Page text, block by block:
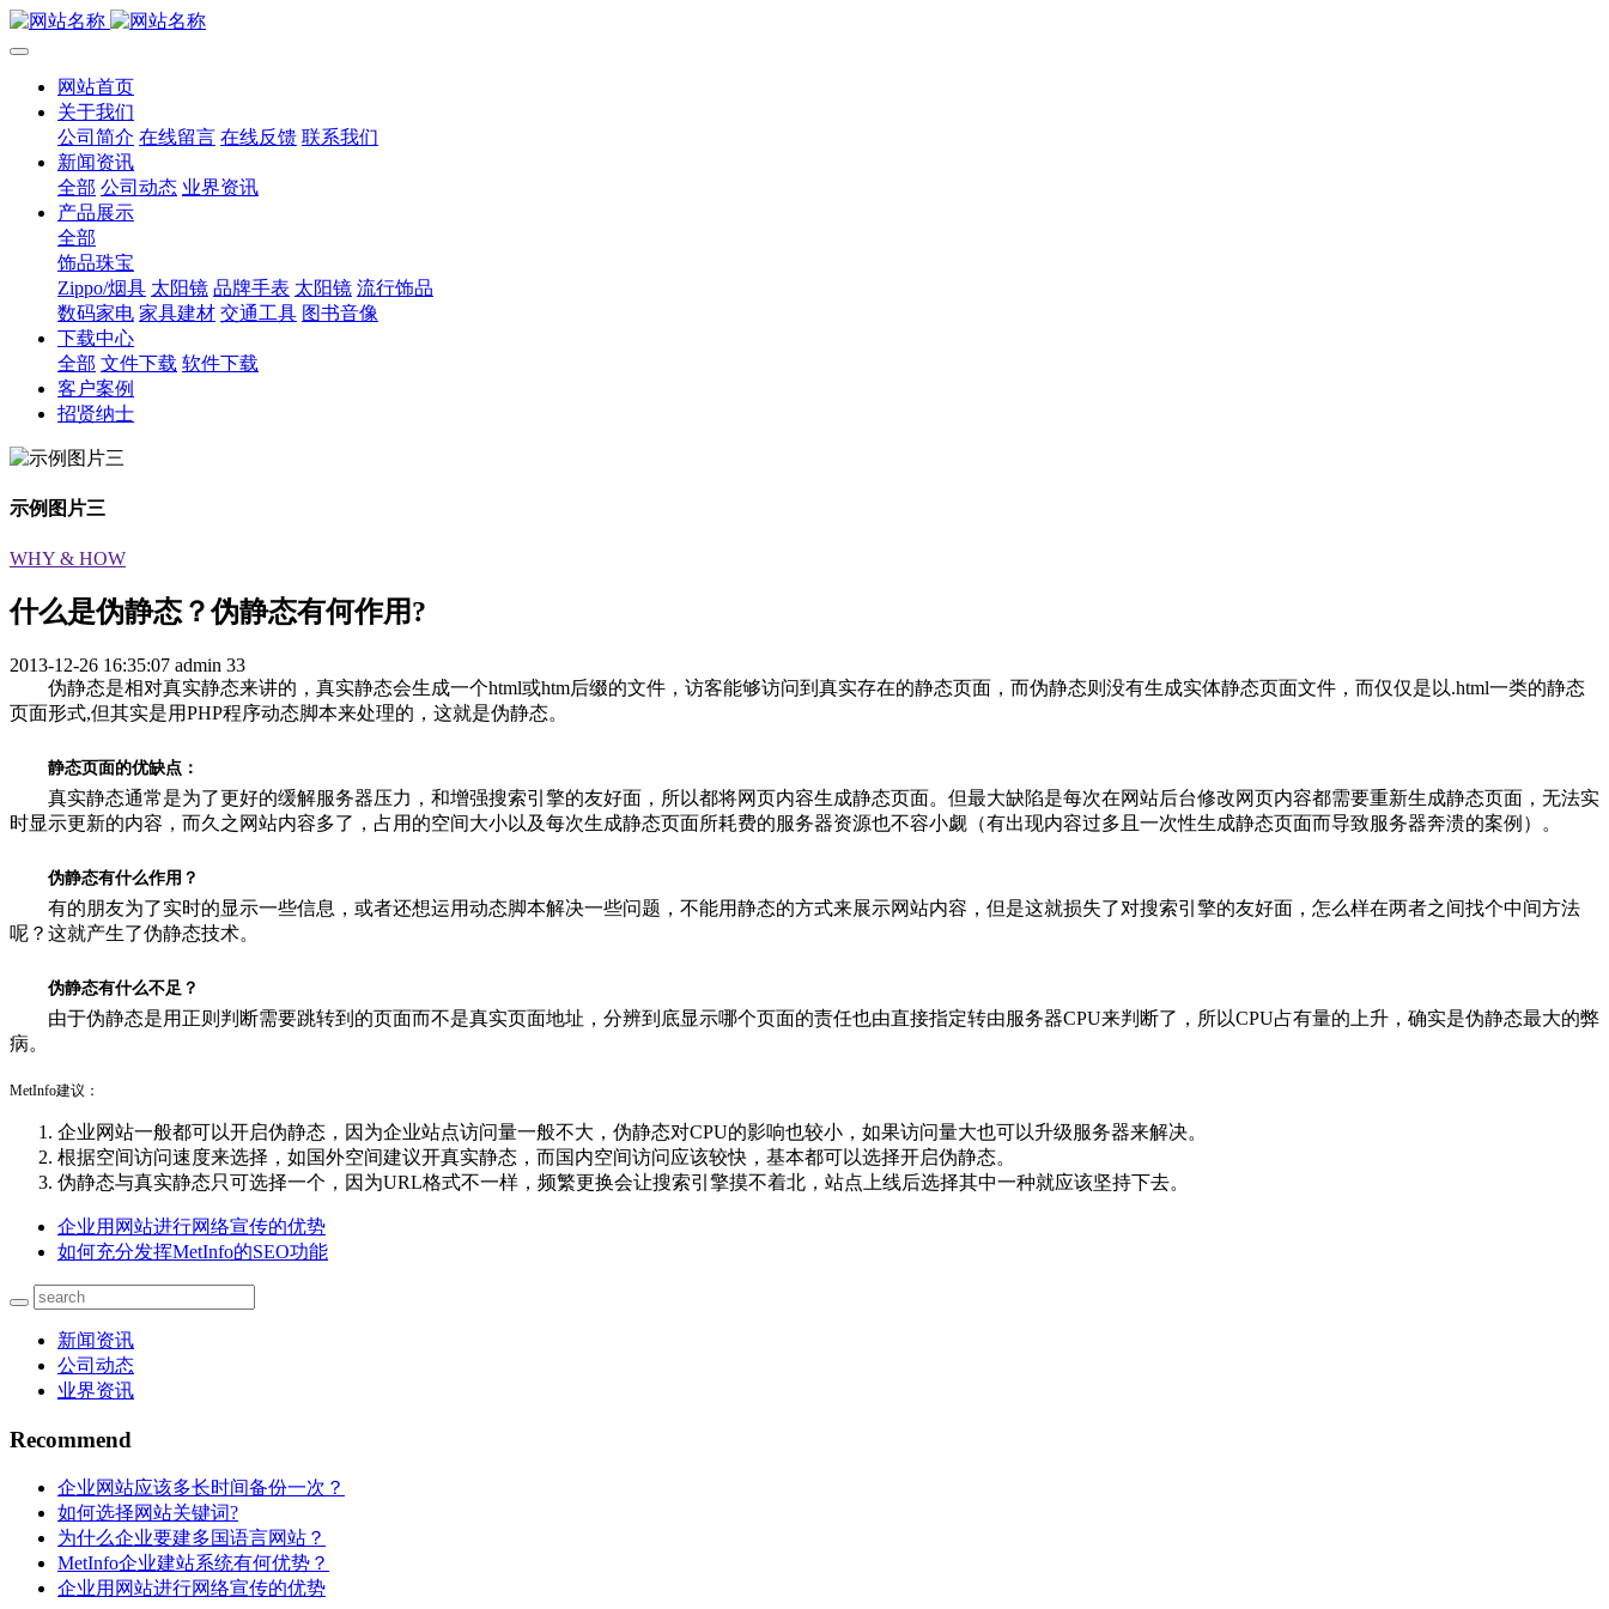
网站首页
关于我们
公司简介 在线留言 在线反馈 联系我们
新闻资讯
全部 公司动态 业界资讯
产品展示
全部
饰品珠宝
Zippo/烟具 太阳镜 品牌手表 太阳镜 流行饰品
数码家电 家具建材 交通工具 图书音像
下载中心
全部 文件下载 软件下载
客户案例
招贤纳士
示例图片三
WHY & HOW
什么是伪静态？伪静态有何作用?
2013-12-26 16:35:07 admin 33
伪静态是相对真实静态来讲的，真实静态会生成一个html或htm后缀的文件，访客能够访问到真实存在的静态页面，而伪静态则没有生成实体静态页面文件，而仅仅是以.html一类的静态
页面形式,但其实是用PHP程序动态脚本来处理的，这就是伪静态。
静态页面的优缺点：
真实静态通常是为了更好的缓解服务器压力，和增强搜索引擎的友好面，所以都将网页内容生成静态页面。但最大缺陷是每次在网站后台修改网页内容都需要重新生成静态页面，无法实
时显示更新的内容，而久之网站内容多了，占用的空间大小以及每次生成静态页面所耗费的服务器资源也不容小觑（有出现内容过多且一次性生成静态页面而导致服务器奔溃的案例）。
伪静态有什么作用？
有的朋友为了实时的显示一些信息，或者还想运用动态脚本解决一些问题，不能用静态的方式来展示网站内容，但是这就损失了对搜索引擎的友好面，怎么样在两者之间找个中间方法
呢？这就产生了伪静态技术。
伪静态有什么不足？
由于伪静态是用正则判断需要跳转到的页面而不是真实页面地址，分辨到底显示哪个页面的责任也由直接指定转由服务器CPU来判断了，所以CPU占有量的上升，确实是伪静态最大的弊
病。
MetInfo建议：
企业网站一般都可以开启伪静态，因为企业站点访问量一般不大，伪静态对CPU的影响也较小，如果访问量大也可以升级服务器来解决。
根据空间访问速度来选择，如国外空间建议开真实静态，而国内空间访问应该较快，基本都可以选择开启伪静态。
伪静态与真实静态只可选择一个，因为URL格式不一样，频繁更换会让搜索引擎摸不着北，站点上线后选择其中一种就应该坚持下去。
企业用网站进行网络宣传的优势
如何充分发挥MetInfo的SEO功能
新闻资讯
公司动态
业界资讯
Recommend
企业网站应该多长时间备份一次？
如何选择网站关键词?
为什么企业要建多国语言网站？
MetInfo企业建站系统有何优势？
企业用网站进行网络宣传的优势